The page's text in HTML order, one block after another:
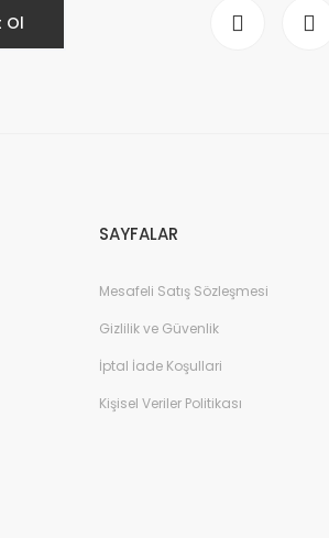
Ol
SAYFALAR
Mesafeli Satış Sözleşmesi
Gizlilik ve Güvenlik
İptal İade Koşullari
Kişisel Veriler Politikası